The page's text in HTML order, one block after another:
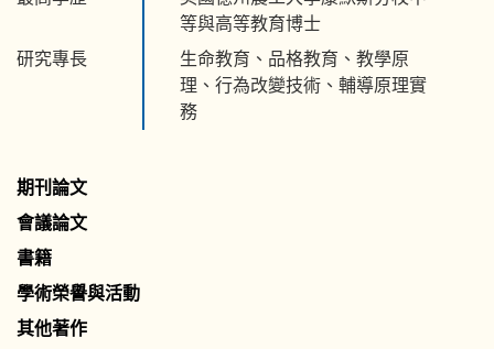
等與高等教育博士
研究專長
生命教育、品格教育、教學原
理、行為改變技術、輔導原理實
務
期刊論文
會議論文
書籍
學術榮譽與活動
其他著作